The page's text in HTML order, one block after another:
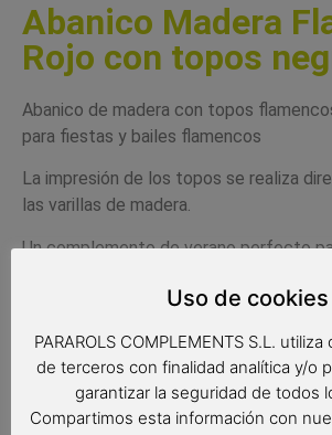
Abanico Madera
Rojo con topos
Abanico de madera con topos
para fiestas y bailes flamencos
La impresión de los topos se realiza
las varillas de madera.
Un complemento de verano perfecto
gratuita .
Un regalo muy completo y original a la
práctico.Regalo original para bodas,
Uso de cookies
PARAROLS COMPLEMENTS S.L.
de terceros con finalidad analítica y/o
garantizar la seguridad de todos
Compartimos esta información con